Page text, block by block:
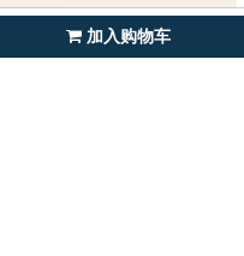
加入购物车